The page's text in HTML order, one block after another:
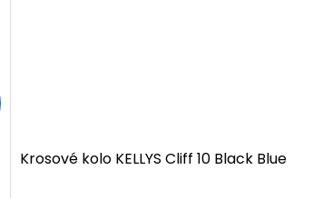
Krosové kolo KELLYS Cliff 10 Black Blue